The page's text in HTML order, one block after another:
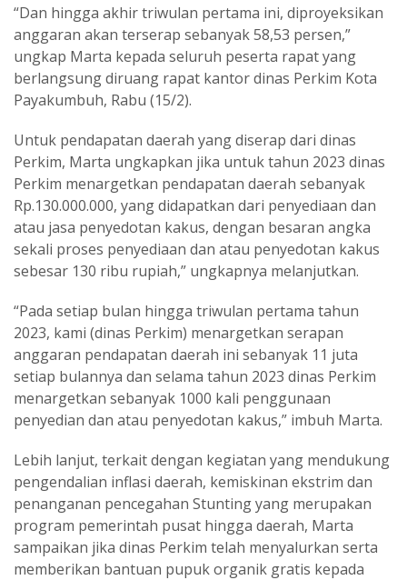
“Dan hingga akhir triwulan pertama ini, diproyeksikan
anggaran akan terserap sebanyak 58,53 persen,”
ungkap Marta kepada seluruh peserta rapat yang
berlangsung diruang rapat kantor dinas Perkim Kota
Payakumbuh, Rabu (15/2).
Untuk pendapatan daerah yang diserap dari dinas
Perkim, Marta ungkapkan jika untuk tahun 2023 dinas
Perkim menargetkan pendapatan daerah sebanyak
Rp.130.000.000, yang didapatkan dari penyediaan dan
atau jasa penyedotan kakus, dengan besaran angka
sekali proses penyediaan dan atau penyedotan kakus
sebesar 130 ribu rupiah,” ungkapnya melanjutkan.
“Pada setiap bulan hingga triwulan pertama tahun
2023, kami (dinas Perkim) menargetkan serapan
anggaran pendapatan daerah ini sebanyak 11 juta
setiap bulannya dan selama tahun 2023 dinas Perkim
menargetkan sebanyak 1000 kali penggunaan
penyedian dan atau penyedotan kakus,” imbuh Marta.
Lebih lanjut, terkait dengan kegiatan yang mendukung
pengendalian inflasi daerah, kemiskinan ekstrim dan
penanganan pencegahan Stunting yang merupakan
program pemerintah pusat hingga daerah, Marta
sampaikan jika dinas Perkim telah menyalurkan serta
memberikan bantuan pupuk organik gratis kepada